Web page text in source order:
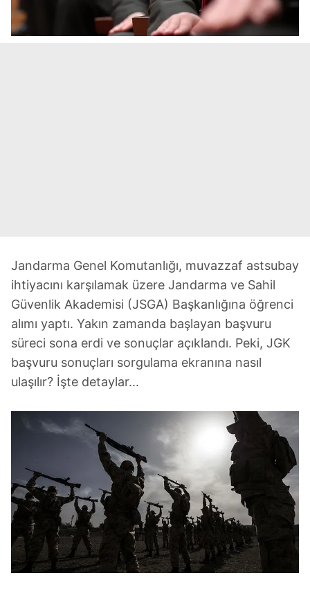
Jandarma Genel Komutanlığı, muvazzaf astsubay
ihtiyacını karşılamak üzere Jandarma ve Sahil
Güvenlik Akademisi (JSGA) Başkanlığına öğrenci
alımı yaptı. Yakın zamanda başlayan başvuru
süreci sona erdi ve sonuçlar açıklandı. Peki, JGK
başvuru sonuçları sorgulama ekranına nasıl
ulaşılır? İşte detaylar...